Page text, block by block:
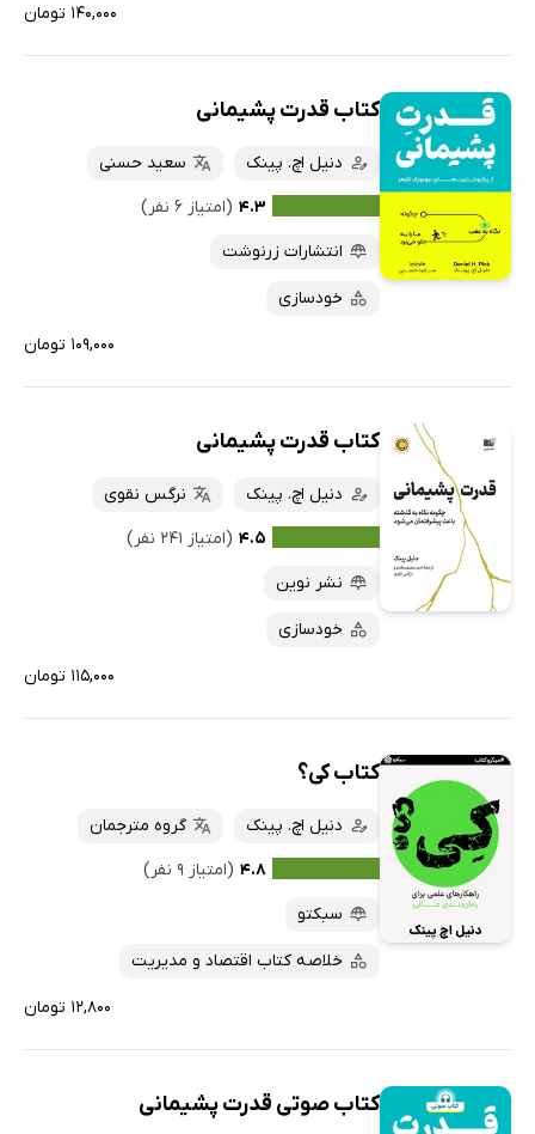
۱۴۰,۰۰۰ تومان
کتاب قدرت پشیمانی
دنیل اچ. پینک
سعید حسنی
۴.۳ (امتیاز ۶ نفر)
انتشارات زرنوشت
خودسازی
۱۰۹,۰۰۰ تومان
کتاب قدرت پشیمانی
دنیل اچ. پینک
نرگس نقوی
۴.۵ (امتیاز ۲۴۱ نفر)
نشر نوین
خودسازی
۱۱۵,۰۰۰ تومان
کتاب کی؟
دنیل اچ. پینک
گروه مترجمان
۴.۸ (امتیاز ۹ نفر)
سبکتو
خلاصه کتاب اقتصاد و مدیریت
۱۲,۸۰۰ تومان
کتاب صوتی قدرت پشیمانی